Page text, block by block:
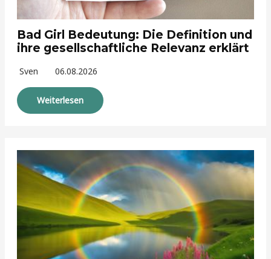
Bad Girl Bedeutung: Die Definition und
ihre gesellschaftliche Relevanz erklärt
Sven 06.08.2026
Weiterlesen